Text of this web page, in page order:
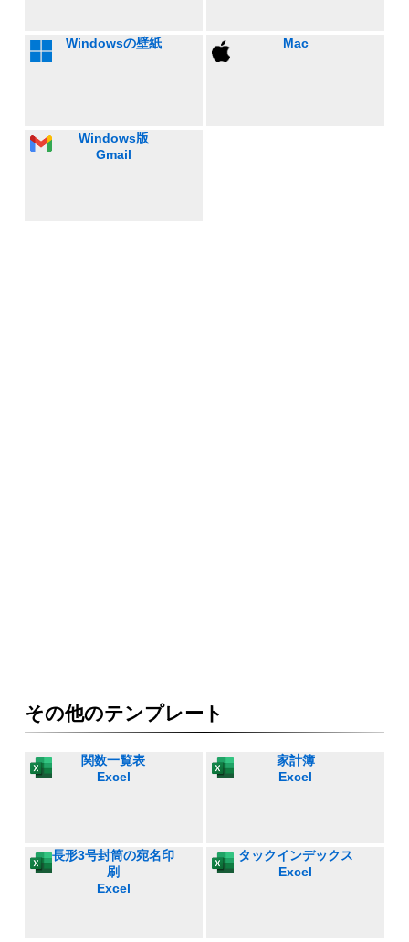
Windowsの壁紙 Mac
Windows版
Gmail
その他のテンプレート
関数一覧表
Excel
家計簿
Excel
長形3号封筒の宛名印
刷
Excel
タックインデックス
Excel